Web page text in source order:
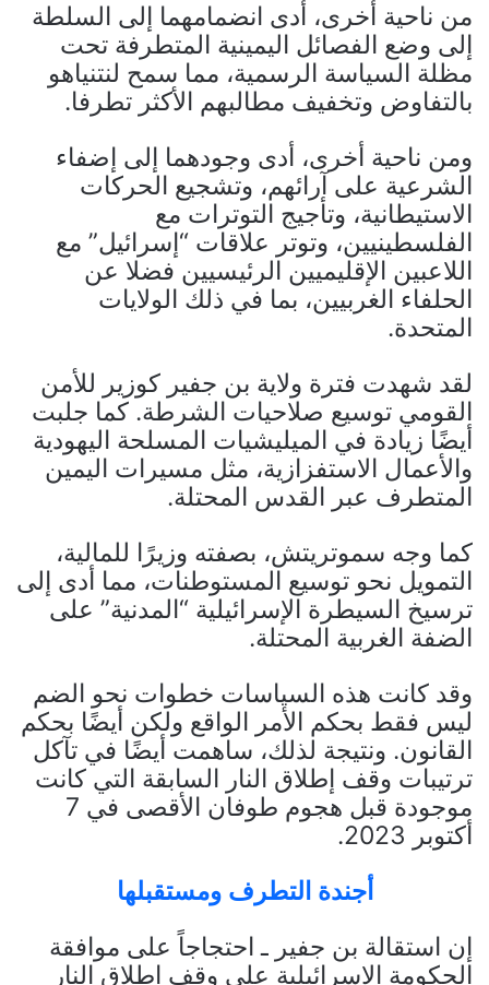
من ناحية أخرى، أدى انضمامهما إلى السلطة
إلى وضع الفصائل اليمينية المتطرفة تحت
مظلة السياسة الرسمية، مما سمح لنتنياهو
بالتفاوض وتخفيف مطالبهم الأكثر تطرفا.
ومن ناحية أخرى، أدى وجودهما إلى إضفاء
الشرعية على آرائهم، وتشجيع الحركات
الاستيطانية، وتأجيج التوترات مع
الفلسطينيين، وتوتر علاقات “إسرائيل” مع
اللاعبين الإقليميين الرئيسيين فضلا عن
الحلفاء الغربيين، بما في ذلك الولايات
المتحدة.
لقد شهدت فترة ولاية بن جفير كوزير للأمن
القومي توسيع صلاحيات الشرطة. كما جلبت
أيضًا زيادة في الميليشيات المسلحة اليهودية
والأعمال الاستفزازية، مثل مسيرات اليمين
المتطرف عبر القدس المحتلة.
كما وجه سموتريتش، بصفته وزيرًا للمالية،
التمويل نحو توسيع المستوطنات، مما أدى إلى
ترسيخ السيطرة الإسرائيلية “المدنية” على
الضفة الغربية المحتلة.
وقد كانت هذه السياسات خطوات نحو الضم
ليس فقط بحكم الأمر الواقع ولكن أيضًا بحكم
القانون. ونتيجة لذلك، ساهمت أيضًا في تآكل
ترتيبات وقف إطلاق النار السابقة التي كانت
موجودة قبل هجوم طوفان الأقصى في 7
أكتوبر 2023.
أجندة التطرف ومستقبلها
إن استقالة بن جفير ـ احتجاجاً على موافقة
الحكومة الإسرائيلية على وقف إطلاق النار